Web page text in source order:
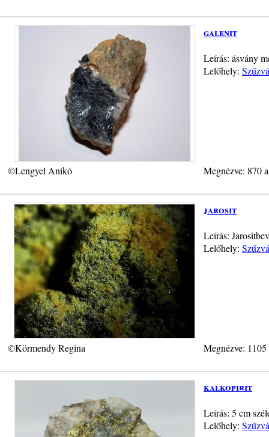
galenit
Leírás: ásvány
Lelőhely:
©Lengyel Anikó Megnézve: 870
jarosit
Leírás:
Lelőhely:
©Körmendy Regina Megnézve:
kalkopirit
Leírás: 5 cm
Lelőhely: